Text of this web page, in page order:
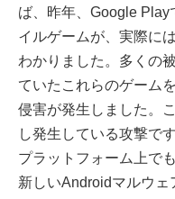
ば、昨年、Google
イルゲームが、実際に
わかりました。多くの
ていたこれらのゲーム
侵害が発生しました。
し発生している攻撃で
プラットフォーム上で
新しいAndroidマルウェ